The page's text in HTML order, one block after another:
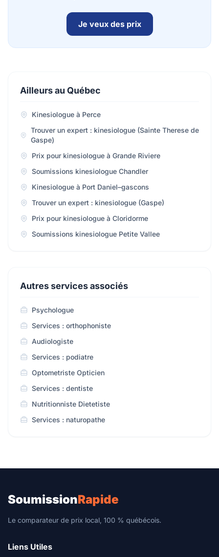
Je veux des prix
Ailleurs au Québec
Kinesiologue à Perce
Trouver un expert : kinesiologue (Sainte Therese de
Gaspe)
Prix pour kinesiologue à Grande Riviere
Soumissions kinesiologue Chandler
Kinesiologue à Port Daniel–gascons
Trouver un expert : kinesiologue (Gaspe)
Prix pour kinesiologue à Cloridorme
Soumissions kinesiologue Petite Vallee
Autres services associés
Psychologue
Services : orthophoniste
Audiologiste
Services : podiatre
Optometriste Opticien
Services : dentiste
Nutritionniste Dietetiste
Services : naturopathe
SoumissionRapide
Le comparateur de prix local, 100 % québécois.
Liens Utiles